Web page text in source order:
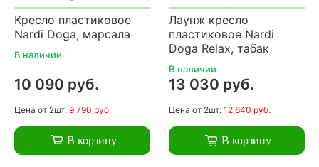
Кресло пластиковое
Nardi Doga, марсала
В наличии
10 090 руб.
Цена от 2шт: 9 790 руб.
В корзину
Лаунж кресло
пластиковое Nardi
Doga Relax, табак
В наличии
13 030 руб.
Цена от 2шт: 12 640 руб.
В корзину